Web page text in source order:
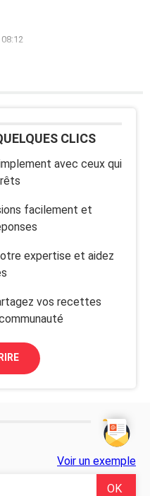
CLICS
avec ceux qui
facilement et
expertise et aidez
vos recettes
Voir un exemple